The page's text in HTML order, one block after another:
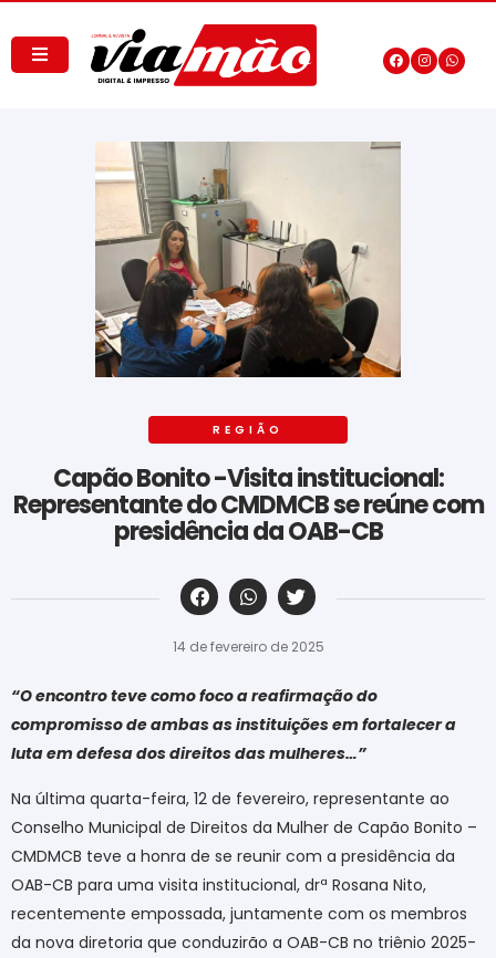
REGIÃO
Capão Bonito -Visita institucional:
Representante do CMDMCB se reúne com
presidência da OAB-CB
‎ ‎ ‎ ‎ ‎ ‎ ‎ ‎ ‎ ‎ ‎ ‎ ‎ ‎ ‎ ‎ ‎ ‎ ‎ ‎ ‎ ‎ ‎ ‎ ‎ ‎ ‎ ‎ ‎ ‎ ‎
14 de fevereiro de 2025
“O encontro teve como foco a reafirmação do
compromisso de ambas as instituições em fortalecer a
luta em defesa dos direitos das mulheres…”
Na última quarta-feira, 12 de fevereiro, representante ao
Conselho Municipal de Direitos da Mulher de Capão Bonito –
CMDMCB teve a honra de se reunir com a presidência da
OAB-CB para uma visita institucional, drª Rosana Nito,
recentemente empossada, juntamente com os membros
da nova diretoria que conduzirão a OAB-CB no triênio 2025-